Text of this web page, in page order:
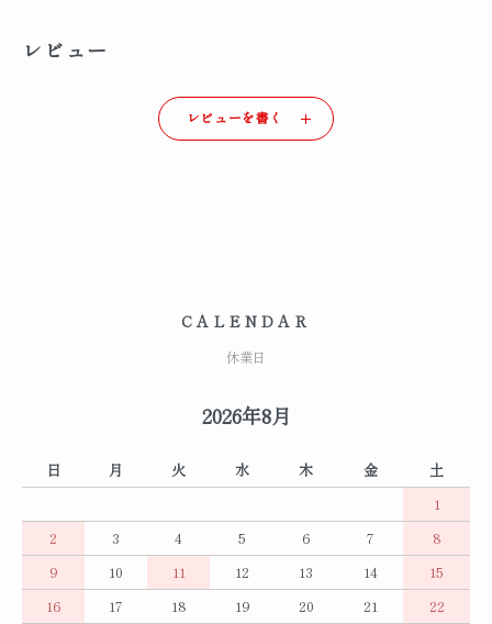
レビュー
レビューを書く
CALENDAR
休業日
2026年8月
日 月 火 水 木 金
土
1
2
3 4 5 6 7
8
9
10 11 12 13 14
15
16
17 18 19 20 21
22